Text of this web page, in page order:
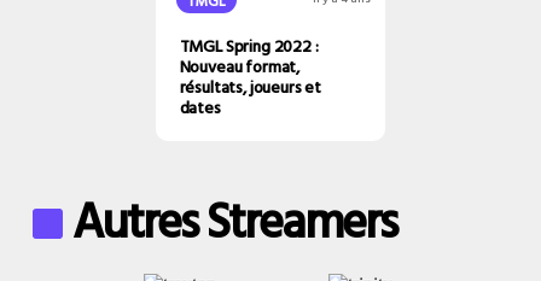
TMGL Spring 2022 :
Nouveau format,
résultats, joueurs et
dates
Autres Streamers